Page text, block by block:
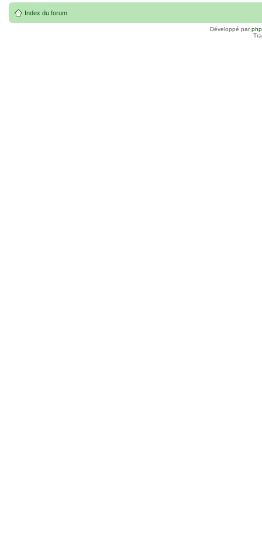
Index du forum
Développé par